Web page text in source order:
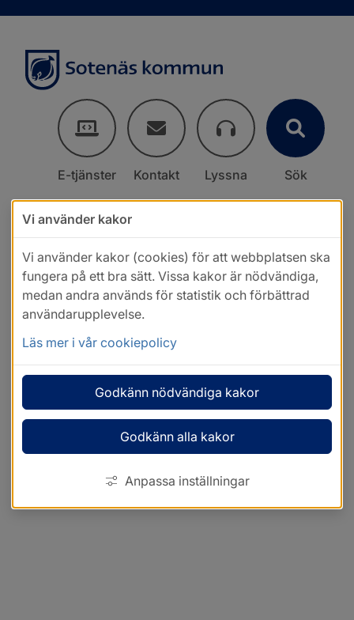
E-tjänster Kontakt Lyssna Sök
Vi använder kakor
Vi använder kakor (cookies) för att webbplatsen ska
fungera på ett bra sätt. Vissa kakor är nödvändiga,
medan andra används för statistik och förbättrad
användarupplevelse.
Läs mer i vår cookiepolicy
Godkänn nödvändiga kakor
Godkänn alla kakor
Anpassa inställningar